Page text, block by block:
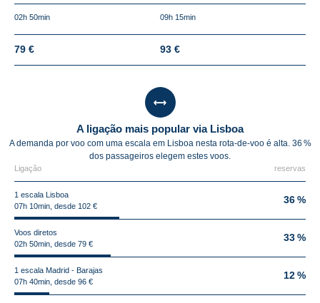
02h 50min 09h 15min
79 € 93 €
A ligação mais popular via Lisboa
A demanda por voo com uma escala em Lisboa nesta rota-de-voo é alta. 36 %
dos passageiros elegem estes voos.
Ligação reservas
1 escala Lisboa
07h 10min, desde 102 €
36 %
Voos diretos
02h 50min, desde 79 €
33 %
1 escala Madrid - Barajas
07h 40min, desde 96 €
12 %